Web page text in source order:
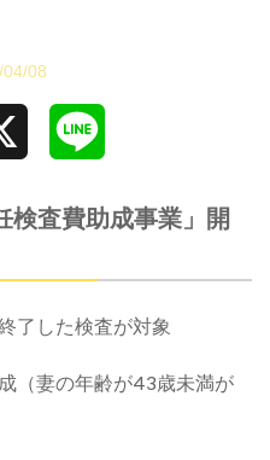
08
検査費助成事業」開
了した検査が対象
（妻の年齢が43歳未満が